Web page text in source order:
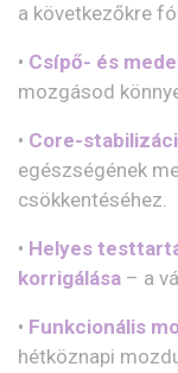
a következőkre
• Csípő- és
mozgásod
• Core-
egészségének
csökkentéséhez.
• Helyes
korrigálása – a
• Funkcionális
hétköznapi